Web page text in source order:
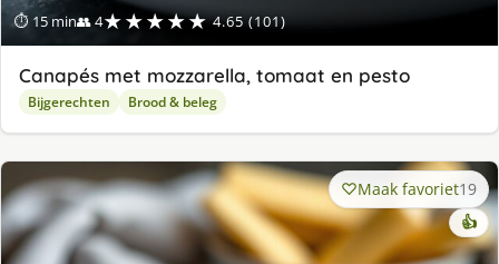
⏱ 15 min👥 4★★★★★ 4.65 (101)
Canapés met mozzarella, tomaat en pesto
Bijgerechten Brood & beleg
Maak favoriet19
👍